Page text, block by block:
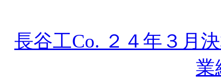
長谷工Co. ２４年３
業